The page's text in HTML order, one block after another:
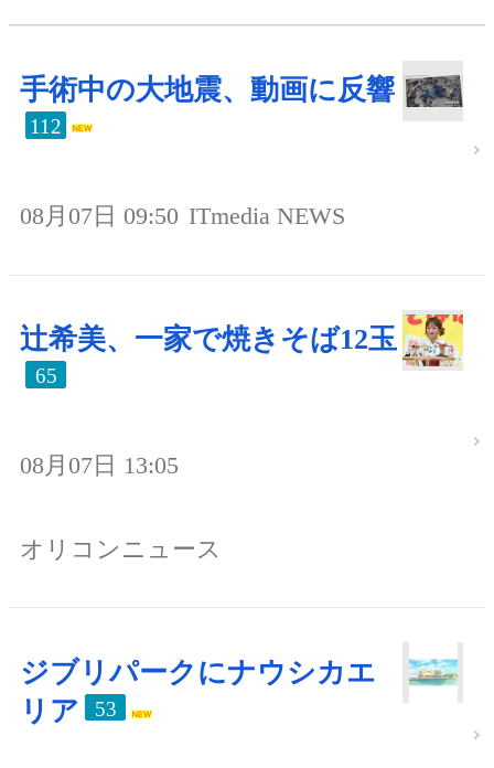
手術中の大地震、動画に反響
112
08月07日 09:50 ITmedia NEWS
辻希美、一家で焼きそば12玉
65
08月07日 13:05
オリコンニュース
ジブリパークにナウシカエ
リア
53